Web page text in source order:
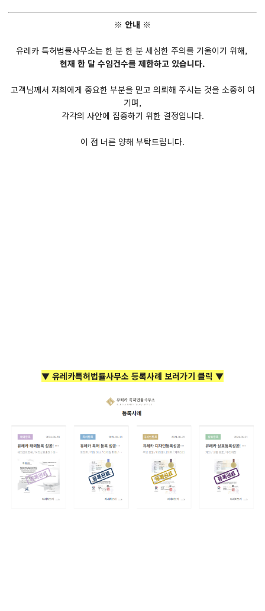
※ 안내 ※
유레카 특허법률사무소는 한 분 한 분 세심한 주의를 기울이기 위해,
현재 한 달 수임건수를 제한하고 있습니다.
고객님께서 저희에게 중요한 부분을 믿고 의뢰해 주시는 것을 소중히 여
기며,
각각의 사안에 집중하기 위한 결정입니다.
이 점 너른 양해 부탁드립니다.
▼ 유레카특허법률사무소 등록사례 보러가기 클릭 ▼